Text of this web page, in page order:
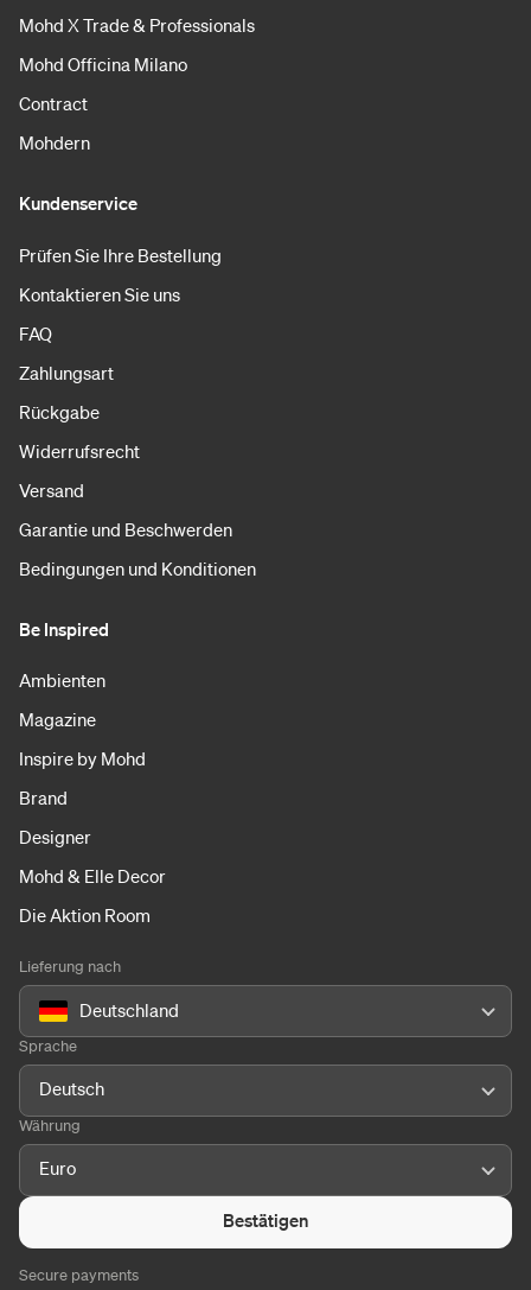
Mohd X Trade & Professionals
Mohd Officina Milano
Contract
Mohdern
Kundenservice
Prüfen Sie Ihre Bestellung
Kontaktieren Sie uns
FAQ
Zahlungsart
Rückgabe
Widerrufsrecht
Versand
Garantie und Beschwerden
Bedingungen und Konditionen
Be Inspired
Ambienten
Magazine
Inspire by Mohd
Brand
Designer
Mohd & Elle Decor
Die Aktion Room
Lieferung nach
Deutschland
Sprache
Deutsch
Währung
Euro
Bestätigen
Secure payments